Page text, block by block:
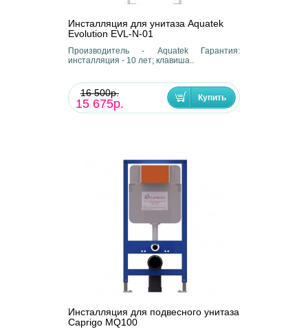
Инсталляция для унитаза Aquatek
Evolution EVL-N-01
Производитель - Aquatek Гарантия:
инсталляция - 10 лет; клавиша..
16 500р.
15 675р.
Инсталляция для подвесного унитаза
Caprigo MQ100